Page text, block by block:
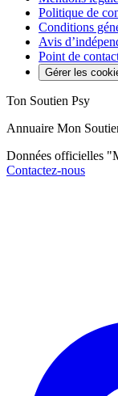
Politique de
Conditions
Avis
Point de
Gérer les
Ton Soutien Psy
Annuaire Mon
Données officielles
Contactez-nous